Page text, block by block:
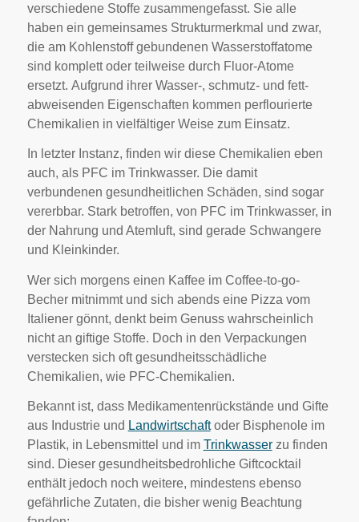
verschiedene Stoffe zusammengefasst. Sie alle
haben ein gemeinsames Strukturmerkmal und zwar,
die am Kohlenstoff gebundenen Wasserstoffatome
sind komplett oder teilweise durch Fluor-Atome
ersetzt. Aufgrund ihrer Wasser-, schmutz- und fett-
abweisenden Eigenschaften kommen perflourierte
Chemikalien in vielfältiger Weise zum Einsatz.
In letzter Instanz, finden wir diese Chemikalien eben
auch, als PFC im Trinkwasser. Die damit
verbundenen gesundheitlichen Schäden, sind sogar
vererbbar. Stark betroffen, von PFC im Trinkwasser, in
der Nahrung und Atemluft, sind gerade Schwangere
und Kleinkinder.
Wer sich morgens einen Kaffee im Coffee-to-go-
Becher mitnimmt und sich abends eine Pizza vom
Italiener gönnt, denkt beim Genuss wahrscheinlich
nicht an giftige Stoffe. Doch in den Verpackungen
verstecken sich oft gesundheitsschädliche
Chemikalien, wie PFC-Chemikalien.
Bekannt ist, dass Medikamentenrückstände und Gifte
aus Industrie und Landwirtschaftoder Bisphenole im
Plastik, in Lebensmittel und im Trinkwasserzu finden
sind. Dieser gesundheitsbedrohliche Giftcocktail
enthält jedoch noch weitere, mindestens ebenso
gefährliche Zutaten, die bisher wenig Beachtung